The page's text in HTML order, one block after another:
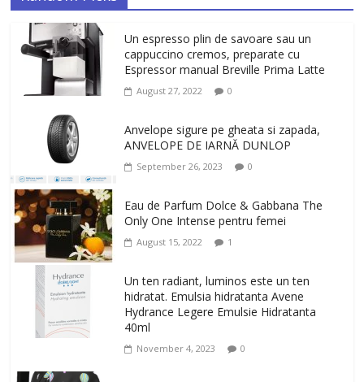
Un espresso plin de savoare sau un
cappuccino cremos, preparate cu
Espressor manual Breville Prima Latte
August 27, 2022 0
Anvelope sigure pe gheata si zapada,
ANVELOPE DE IARNĂ DUNLOP
September 26, 2023 0
Eau de Parfum Dolce & Gabbana The
Only One Intense pentru femei
August 15, 2022 1
Un ten radiant, luminos este un ten
hidratat. Emulsia hidratanta Avene
Hydrance Legere Emulsie Hidratanta
40ml
November 4, 2023 0